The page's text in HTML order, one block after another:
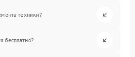
техники?
бесплатно?